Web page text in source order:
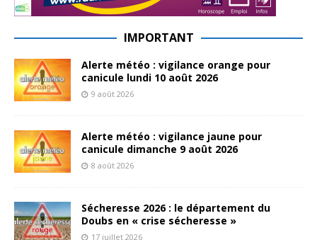
IMPORTANT
Alerte météo : vigilance orange pour
canicule lundi 10 août 2026
9 août 2026
Alerte météo : vigilance jaune pour
canicule dimanche 9 août 2026
8 août 2026
Sécheresse 2026 : le département du
Doubs en « crise sécheresse »
17 juillet 2026